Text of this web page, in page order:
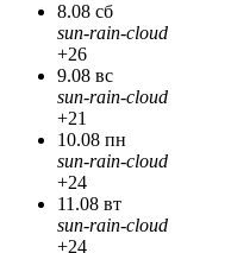
8.08 сб
sun-rain-cloud
+26
9.08 вс
sun-rain-cloud
+21
10.08 пн
sun-rain-cloud
+24
11.08 вт
sun-rain-cloud
+24